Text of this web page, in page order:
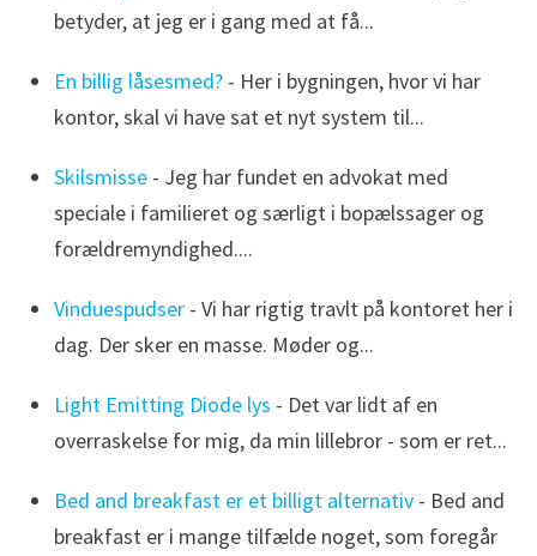
betyder, at jeg er i gang med at få...
En billig låsesmed?- Her i bygningen, hvor vi har
kontor, skal vi have sat et nyt system til...
Skilsmisse- Jeg har fundet en advokat med
speciale i familieret og særligt i bopælssager og
forældremyndighed....
Vinduespudser- Vi har rigtig travlt på kontoret her i
dag. Der sker en masse. Møder og...
Light Emitting Diode lys - Det var lidt af en
overraskelse for mig, da min lillebror - som er ret...
Bed and breakfast er et billigt alternativ- Bed and
breakfast er i mange tilfælde noget, som foregår